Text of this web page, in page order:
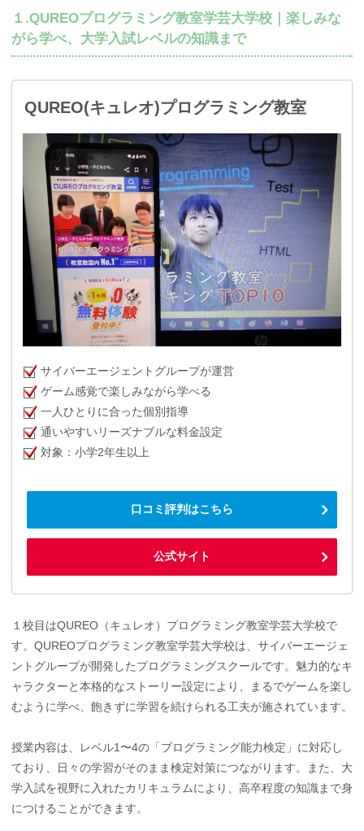
１.QUREOプログラミング教室学芸大学校｜楽しみな
がら学べ、大学入試レベルの知識まで
QUREO(キュレオ)プログラミング教室
サイバーエージェントグループが運営
ゲーム感覚で楽しみながら学べる
一人ひとりに合った個別指導
通いやすいリーズナブルな料金設定
対象：小学2年生以上
口コミ評判はこちら
公式サイト
１校目はQUREO（キュレオ）プログラミング教室学芸大学校で
す。QUREOプログラミング教室学芸大学校は、サイバーエージェ
ントグループが開発したプログラミングスクールです。魅力的なキ
ャラクターと本格的なストーリー設定により、まるでゲームを楽し
むように学べ、飽きずに学習を続けられる工夫が施されています。
授業内容は、レベル1〜4の「プログラミング能力検定」に対応し
ており、日々の学習がそのまま検定対策につながります。また、大
学入試を視野に入れたカリキュラムにより、高卒程度の知識まで身
につけることができます。